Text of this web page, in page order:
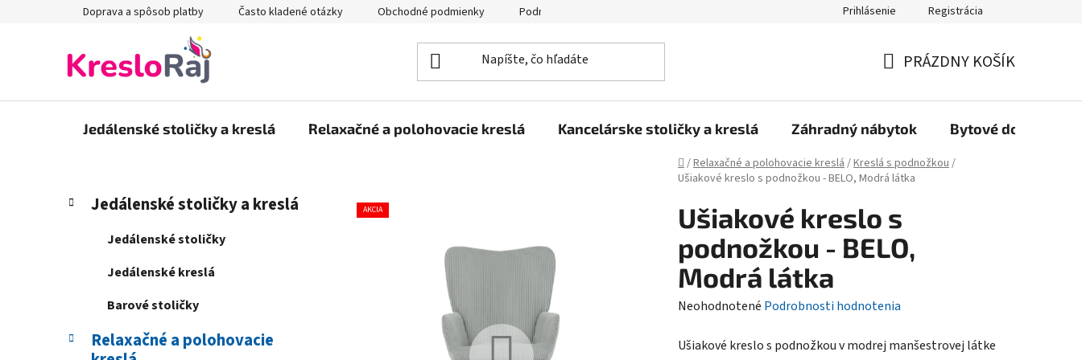
Doprava a spôsob platby Často kladené otázky Obchodné podmienky Podmienky ochrany osobných údajov Reklamačný poriadok, Záručné podmienky Reklamačný formulár
Prihlásenie Registrácia
KOŠÍK
PRÁZDNY KOŠÍK
Jedálenské stoličky a kreslá Relaxačné a polohovacie kreslá Kancelárske stoličky a kreslá Záhradný nábytok Bytové doplnky
Domov
/Relaxačné a polohovacie kreslá/Kreslá s podnožkou/
Ušiakové kreslo s podnožkou - BELO, Modrá látka
B
n
Preskočiť
kategórie
K
a
e
Jedálenské stoličky a kreslá
Jedálenské stoličky
Jedálenské kreslá
Barové stoličky
Relaxačné a polohovacie
Ušiakové kreslo s
podnožkou - BELO,
Modrá látka
Priemerné
produktu
Neohodnotené Podrobnosti hodnotenia
Ušiakové kreslo s podnožkou v modrej manšestrovej látke
AKCIA